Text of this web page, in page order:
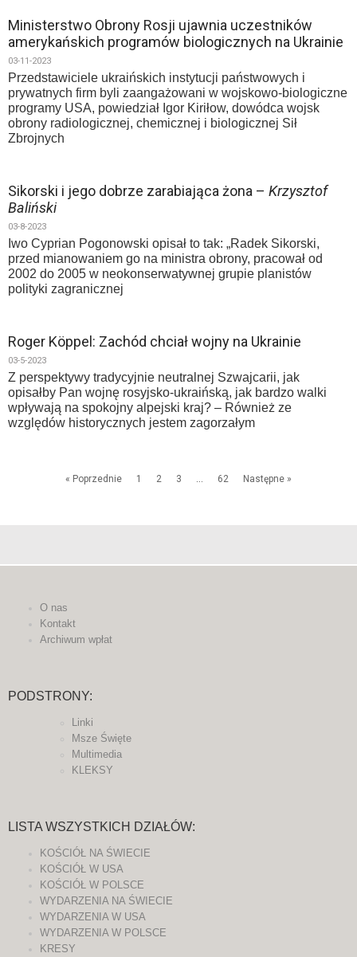
Ministerstwo Obrony Rosji ujawnia uczestników
amerykańskich programów biologicznych na Ukrainie
03-11-2023
Przedstawiciele ukraińskich instytucji państwowych i
prywatnych firm byli zaangażowani w wojskowo-biologiczne
programy USA, powiedział Igor Kiriłow, dowódca wojsk
obrony radiologicznej, chemicznej i biologicznej Sił
Zbrojnych
Sikorski i jego dobrze zarabiająca żona – Krzysztof
Baliński
03-8-2023
Iwo Cyprian Pogonowski opisał to tak: „Radek Sikorski,
przed mianowaniem go na ministra obrony, pracował od
2002 do 2005 w neokonserwatywnej grupie planistów
polityki zagranicznej
Roger Köppel: Zachód chciał wojny na Ukrainie
03-5-2023
Z perspektywy tradycyjnie neutralnej Szwajcarii, jak
opisałby Pan wojnę rosyjsko-ukraińską, jak bardzo walki
wpływają na spokojny alpejski kraj? – Również ze
względów historycznych jestem zagorzałym
« Poprzednie 1 2 3 … 62 Następne »
O nas
Kontakt
Archiwum wpłat
PODSTRONY:
Linki
Msze Święte
Multimedia
KLEKSY
LISTA WSZYSTKICH DZIAŁÓW:
KOŚCIÓŁ NA ŚWIECIE
KOŚCIÓŁ W USA
KOŚCIÓŁ W POLSCE
WYDARZENIA NA ŚWIECIE
WYDARZENIA W USA
WYDARZENIA W POLSCE
KRESY